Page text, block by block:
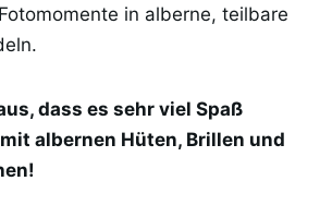
in alberne, teilbare
dass es sehr viel Spaß
albernen Hüten, Brillen und